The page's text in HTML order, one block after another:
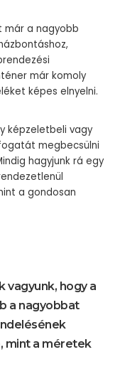
már a nagyobb
már komoly
képes elnyelni.
képzeletbeli vagy
megbecsülni
hagyjunk rá egy
a gondosan
vagyunk, hogy a
a nagyobbat
mint a méretek